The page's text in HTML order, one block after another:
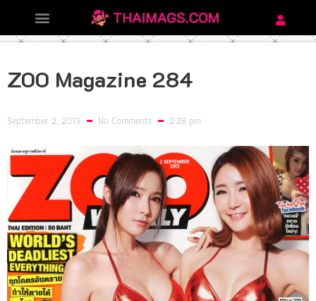
ZOO Magazine 284
September 2, 2013 No Comments 2:28 pm